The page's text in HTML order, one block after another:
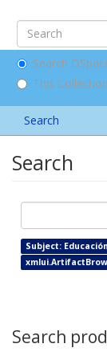
Search
This Collection
Search
Search
Subject:
Search